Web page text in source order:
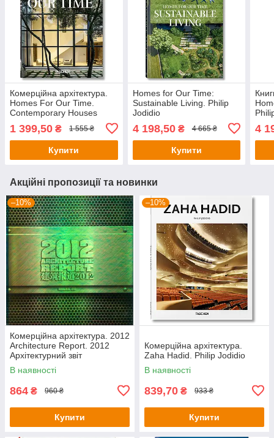
Комерційна архітектура.
Homes For Our Time.
Contemporary Houses
1 399,50 ₴ 1 555 ₴
Купити
Homes for Our Time:
Sustainable Living. Philip
Jodidio
4 198,50₴ 4 665 ₴
Купити
4
Акційні пропозиції та новинки
–10%
Комерційна архітектура. 2012
Architecture Report. 2012
Архітектурний звіт
В наявності
864 ₴ 960 ₴
Купити
–10%
Комерційна архітектура.
Zaha Hadid. Philip Jodidio
В наявності
839,70 ₴ 933 ₴
Купити